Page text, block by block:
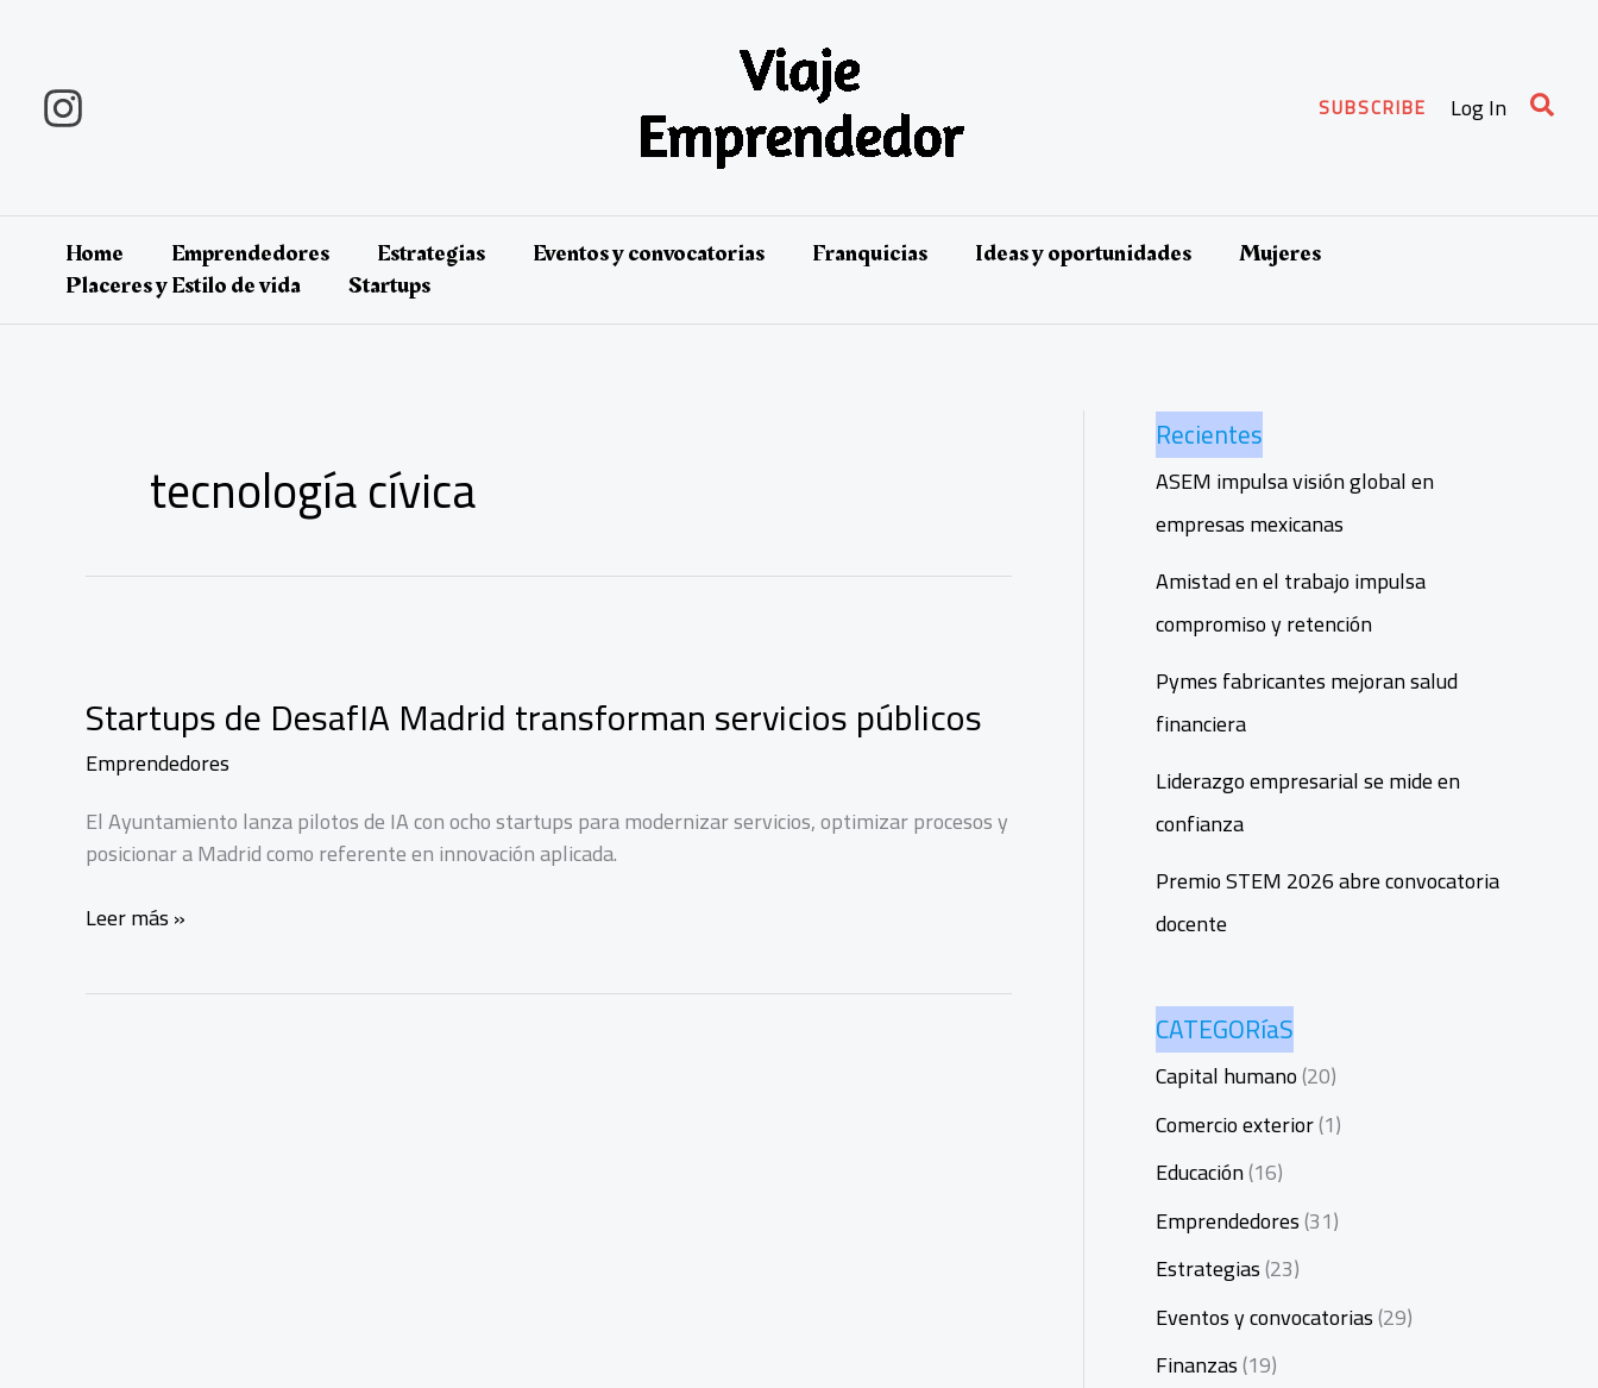
contenido
SUBSCRIBE Log In
Home Emprendedores Estrategias Eventos y convocatorias Franquicias Ideas y oportunidades
Mujeres
Placeres y Estilo de vida
Startups
tecnología cívica
Startups de DesafIA Madrid transforman servicios públicos
Emprendedores
El Ayuntamiento lanza pilotos de IA con ocho startups para modernizar servicios, optimizar procesos y
posicionar a Madrid como referente en innovación aplicada.
Startups
Leer más »
Recientes
ASEM impulsa visión global en
empresas mexicanas
Amistad en el trabajo impulsa
compromiso y retención
Pymes fabricantes mejoran salud
financiera
Liderazgo empresarial se mide en
confianza
Premio STEM 2026 abre convocatoria
docente
CATEGORíaS
Capital humano(20)
Comercio exterior(1)
Educación(16)
Emprendedores(31)
Estrategias(23)
Eventos y convocatorias(29)
Finanzas(19)